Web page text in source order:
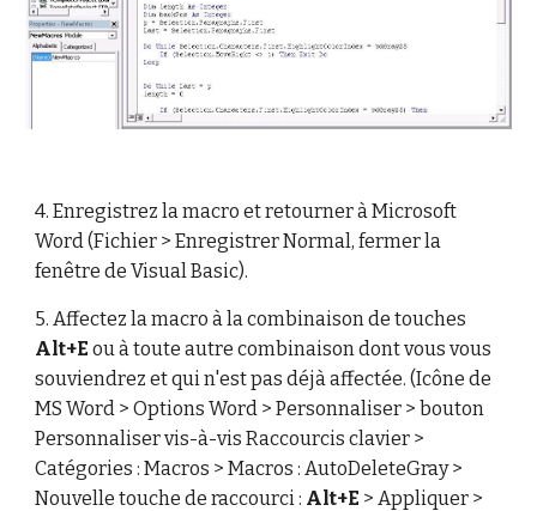
4.Enregistrez la macro et retourner à Microsoft
Word (Fichier > Enregistrer Normal, fermer la
fenêtre de Visual Basic).
5.Affectez la macro à la combinaison de touches
Alt+E ou à toute autre combinaison dont vous vous
souviendrez et qui n'est pas déjà affectée. (Icône de
MS Word > Options Word > Personnaliser > bouton
Personnaliser vis-à-vis Raccourcis clavier >
Catégories : Macros > Macros : AutoDeleteGray >
Nouvelle touche de raccourci : Alt+E > Appliquer >